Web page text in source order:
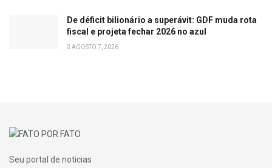
De déficit bilionário a superávit: GDF muda rota
fiscal e projeta fechar 2026 no azul
AGOSTO 7, 2026
Seu portal de noticias